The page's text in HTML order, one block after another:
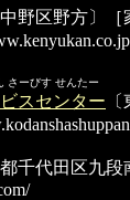
中野区野方〕
さーびす せんたー
スセンター
都千代田区九段